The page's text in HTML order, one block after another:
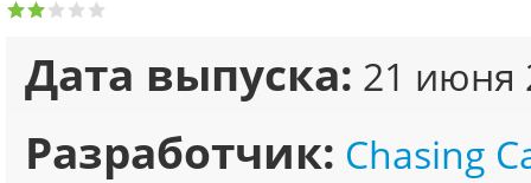
Дата выпуска: 21 июня
Разработчик: Chasing